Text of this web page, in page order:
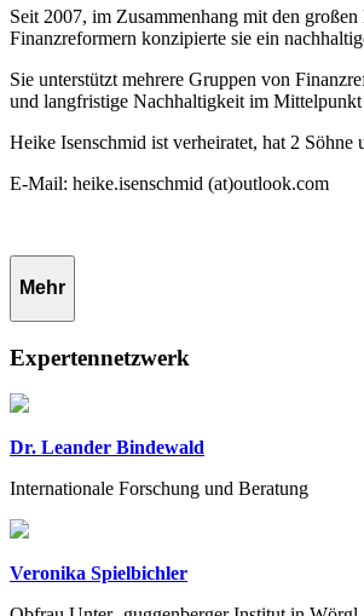
Seit 2007, im Zusammenhang mit den
Finanzreformern konzipierte sie ein
Sie unterstützt mehrere Gruppen von
und langfristige Nachhaltigkeit im Mittelpunkt
Heike Isenschmid ist verheiratet, hat 2
E-Mail: heike.isenschmid (at)outlook.com
Mehr
Expertennetzwerk
Dr. Leander Bindewald
Internationale Forschung und Beratung
Veronika Spielbichler